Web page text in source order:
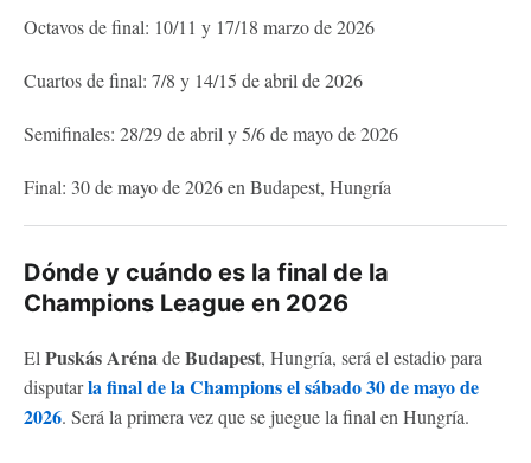
Octavos de final: 10/11 y 17/18 marzo de 2026
Cuartos de final: 7/8 y 14/15 de abril de 2026
Semifinales: 28/29 de abril y 5/6 de mayo de 2026
Final: 30 de mayo de 2026 en Budapest, Hungría
Dónde y cuándo es la final de la
Champions League en 2026
El Puskás ArénadeBudapest, Hungría, será el estadio para
disputarla final de la Champions el sábado 30 de mayo de
2026. Será la primera vez que se juegue la final en Hungría.